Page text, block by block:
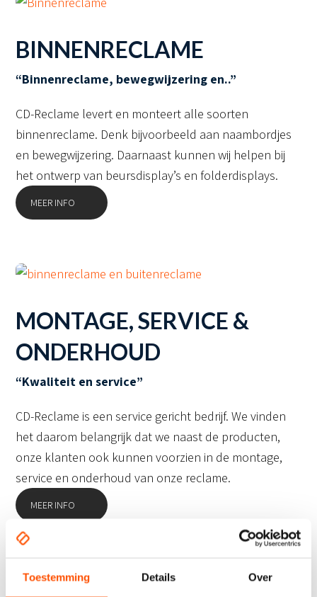
Toestemming Details Over
BINNENRECLAME
“Binnenreclame, bewegwijzering en..”
CD-Reclame levert en monteert alle soorten
binnenreclame. Denk bijvoorbeeld aan naambordjes
en bewegwijzering. Daarnaast kunnen wij helpen bij
het ontwerp van beursdisplay’s en folderdisplays.
MEER INFO
MONTAGE, SERVICE &
ONDERHOUD
“Kwaliteit en service”
CD-Reclame is een service gericht bedrijf. We vinden
het daarom belangrijk dat we naast de producten,
onze klanten ook kunnen voorzien in de montage,
service en onderhoud van onze reclame.
MEER INFO